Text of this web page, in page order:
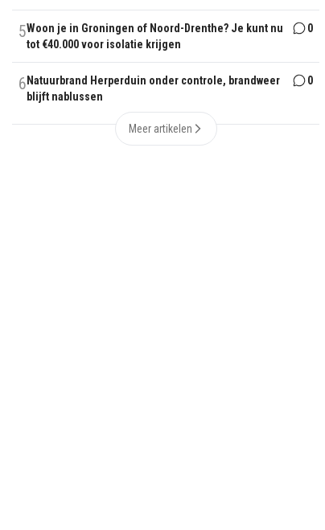
5Woon je in Groningen of Noord-Drenthe? Je kunt nu
tot €40.000 voor isolatie krijgen
0
6 Natuurbrand Herperduin onder controle, brandweer
blijft nablussen
0
Meer artikelen